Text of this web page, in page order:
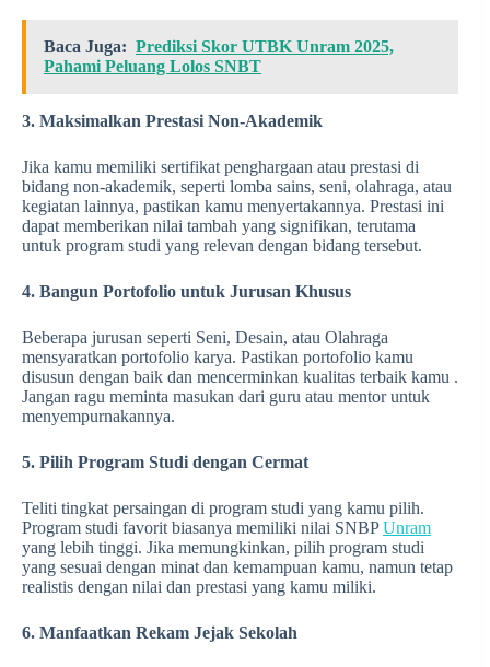
Baca Juga: Prediksi Skor UTBK Unram 2025,
Pahami Peluang Lolos SNBT
3. Maksimalkan Prestasi Non-Akademik
Jika kamu memiliki sertifikat penghargaan atau prestasi di
bidang non-akademik, seperti lomba sains, seni, olahraga, atau
kegiatan lainnya, pastikan kamu menyertakannya. Prestasi ini
dapat memberikan nilai tambah yang signifikan, terutama
untuk program studi yang relevan dengan bidang tersebut.
4. Bangun Portofolio untuk Jurusan Khusus
Beberapa jurusan seperti Seni, Desain, atau Olahraga
mensyaratkan portofolio karya. Pastikan portofolio kamu
disusun dengan baik dan mencerminkan kualitas terbaik kamu .
Jangan ragu meminta masukan dari guru atau mentor untuk
menyempurnakannya.
5. Pilih Program Studi dengan Cermat
Teliti tingkat persaingan di program studi yang kamu pilih.
Program studi favorit biasanya memiliki nilai SNBPUnram
yang lebih tinggi. Jika memungkinkan, pilih program studi
yang sesuai dengan minat dan kemampuan kamu, namun tetap
realistis dengan nilai dan prestasi yang kamu miliki.
6. Manfaatkan Rekam Jejak Sekolah